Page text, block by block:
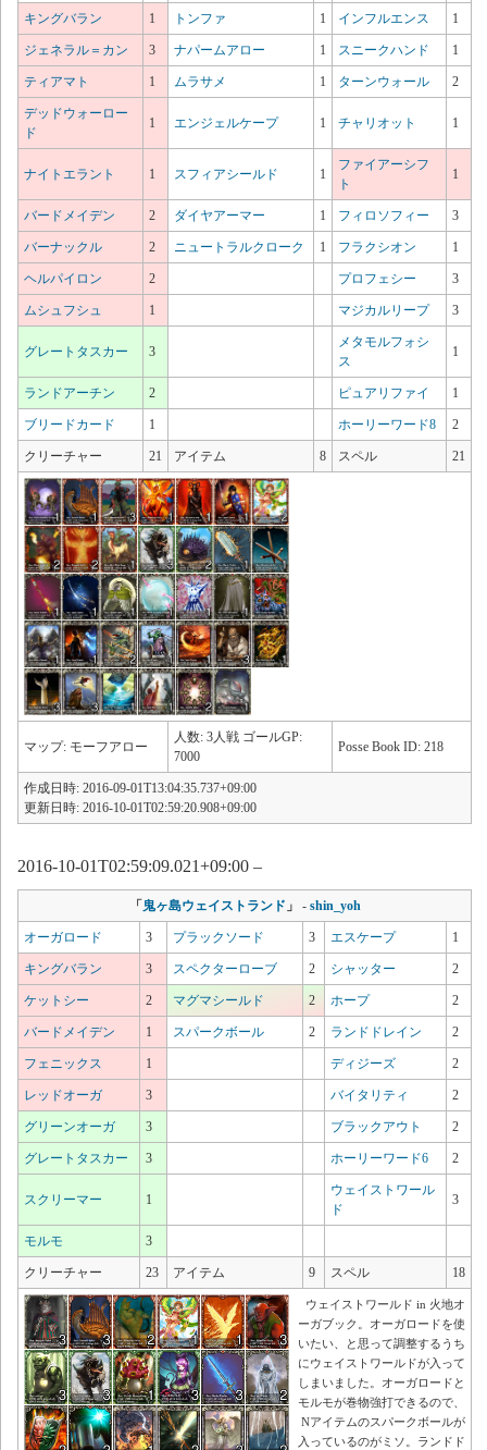
キングバラン 1 トンファ 1 インフルエンス 1
ジェネラル＝カン 3 ナパームアロー 1 スニークハンド 1
ティアマト 1 ムラサメ 1 ターンウォール 2
デッドウォーロー
ド
1 エンジェルケープ 1 チャリオット 1
ナイトエラント 1 スフィアシールド 1
ファイアーシフ
ト
1
バードメイデン 2 ダイヤアーマー 1 フィロソフィー 3
バーナックル 2 ニュートラルクローク 1 フラクシオン 1
ヘルパイロン 2 プロフェシー 3
ムシュフシュ 1 マジカルリープ 3
グレートタスカー 3
メタモルフォシ
ス
1
ランドアーチン 2 ピュアリファイ 1
ブリードカード 1 ホーリーワード8 2
クリーチャー 21 アイテム 8 スペル 21
マップ: モーフアロー
人数: 3人戦 ゴールGP:
7000
Posse Book ID: 218
作成日時: 2016-09-01T13:04:35.737+09:00
更新日時: 2016-10-01T02:59:20.908+09:00
2016-10-01T02:59:09.021+09:00 –
「鬼ヶ島ウェイストランド 」 - shin_yoh
オーガロード 3 プラックソード 3 エスケープ 1
キングバラン 3 スペクターローブ 2 シャッター 2
ケットシー 2 マグマシールド 2 ホープ 2
バードメイデン 1 スパークボール 2 ランドドレイン 2
フェニックス 1 ディジーズ 2
レッドオーガ 3 バイタリティ 2
グリーンオーガ 3 ブラックアウト 2
グレートタスカー 3 ホーリーワード6 2
スクリーマー 1
ウェイストワール
ド
3
モルモ 3
クリーチャー 23 アイテム 9 スペル 18
ウェイストワールド in 火地オ
ーガブック。オーガロードを使
いたい、と思って調整するうち
にウェイストワールドが入って
しまいました。オーガロードと
モルモが巻物強打できるので、
Nアイテムのスパークボールが
入っているのがミソ。ランドド